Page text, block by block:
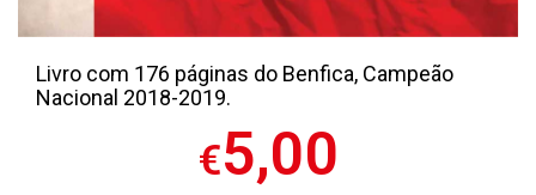
Livro com 176 páginas do Benfica, Campeão
Nacional 2018-2019.
€5,00